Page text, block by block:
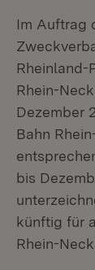
Im Auftrag
Rheinland-
Rhein-
Dezember
Bahn
bis
künftig für
Rhein-